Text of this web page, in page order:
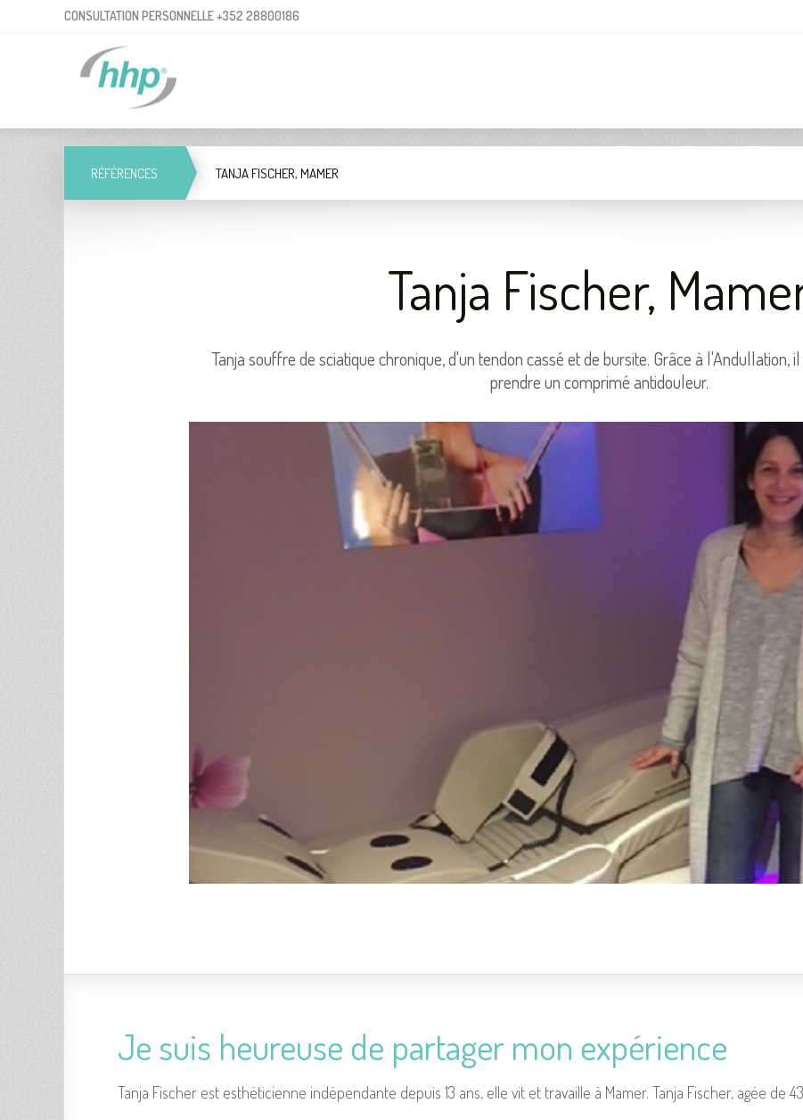
CONSUL­TA­TION PER­SON­NELLE+352 28800186
RÉFÉ­RENCES TANJA FISCHER, MAMER
Tanja Fischer,
Tanja souffre de scia­tique chro­nique, d'un tendon cassé et de bur­site. Grâce à l'An­dul­la­tion,
prendre un com­primé anti­dou­leur.
Je suis heu­reuse de par­ta­ger mon expé­rience
Tanja Fischer est esthé­ti­cienne indé­pen­dante depuis 13 ans, elle vit et tra­vaille à Mamer. Tanja Fischer, agée de